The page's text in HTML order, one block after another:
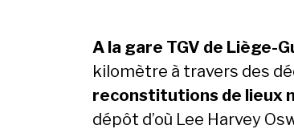
A la gare TGV de Liège-
kilomètre à travers des
reconstitutions de lieux
dépôt d’où Lee Harvey